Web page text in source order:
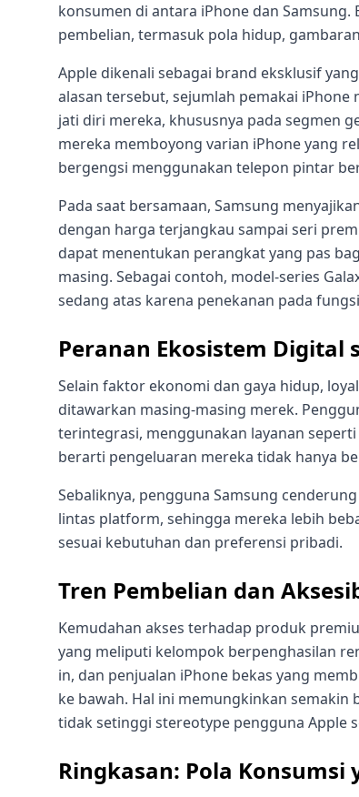
konsumen di antara iPhone dan
pembelian, termasuk pola hidup,
Apple dikenali sebagai brand eksklusif
alasan tersebut, sejumlah pemakai
jati diri mereka, khususnya pada segmen
mereka memboyong varian iPhone yang
bergengsi menggunakan telepon pintar
Pada saat bersamaan, Samsung
dengan harga terjangkau sampai seri
dapat menentukan perangkat yang pas
masing. Sebagai contoh, model-series
sedang atas karena penekanan pada
Peranan Ekosistem Digital
Selain faktor ekonomi dan gaya hidup,
ditawarkan masing-masing merek.
terintegrasi, menggunakan layanan
berarti pengeluaran mereka tidak hanya
Sebaliknya, pengguna Samsung
lintas platform, sehingga mereka lebih
sesuai kebutuhan dan preferensi pribadi.
Tren Pembelian dan
Kemudahan akses terhadap produk
yang meliputi kelompok berpenghasilan
in, dan penjualan iPhone bekas yang
ke bawah. Hal ini memungkinkan
tidak setinggi stereotype pengguna Apple
Ringkasan: Pola